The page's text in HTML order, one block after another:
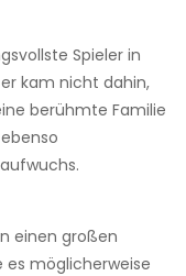
Spieler in
kam nicht dahin,
berühmte Familie
einen großen
es möglicherweise